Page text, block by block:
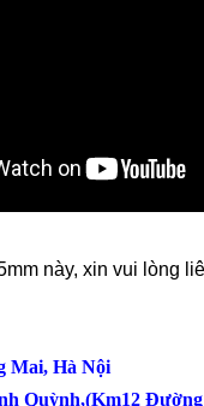
này, xin vui lòng
Mai, Hà Nội
Quỳnh,(Km12